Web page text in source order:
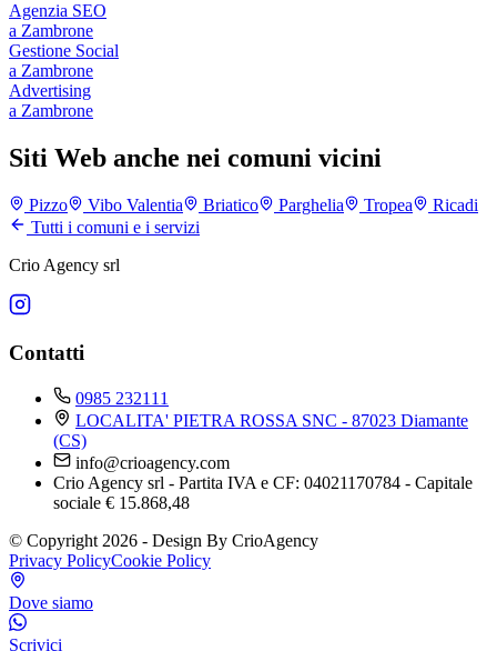
Agenzia SEO
a Zambrone
Gestione Social
a Zambrone
Advertising
a Zambrone
Siti Web anche nei comuni vicini
Pizzo Vibo Valentia Briatico Parghelia Tropea
Ricadi
Tutti i comuni e i servizi
Crio Agency srl
Contatti
0985 232111
LOCALITA' PIETRA ROSSA SNC - 87023 Diamante
(CS)
info@crioagency.com
Crio Agency srl - Partita IVA e CF: 04021170784 - Capitale
sociale € 15.868,48
© Copyright 2026 - Design By CrioAgency
Privacy PolicyCookie Policy
Dove siamo
Scrivici